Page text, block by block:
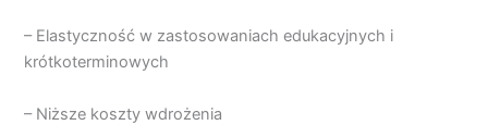
– Elastyczność w zastosowaniach edukacyjnych i
krótkoterminowych
– Niższe koszty wdrożenia